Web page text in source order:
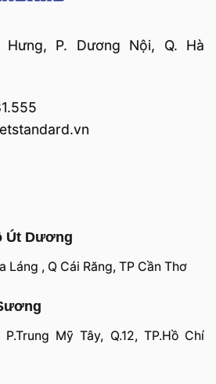
Hưng, P. Dương Nội, Q. Hà
Út Dương
Láng , Q Cái Răng, TP Cần Thơ
Mỹ Tây, Q.12, TP.Hồ Chí